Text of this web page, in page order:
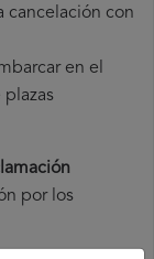
cancelación con
en el
plazas
por los